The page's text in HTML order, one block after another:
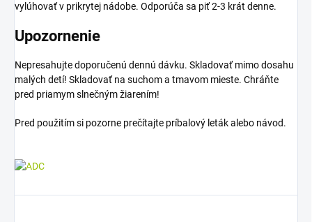
vylúhovať v prikrytej nádobe. Odporúča sa piť 2-3 krát denne.
Upozornenie
Nepresahujte doporučenú dennú dávku. Skladovať mimo dosahu
malých detí! Skladovať na suchom a tmavom mieste. Chráňte
pred priamym slnečným žiarením!
Pred použitím si pozorne prečítajte príbalový leták alebo návod.